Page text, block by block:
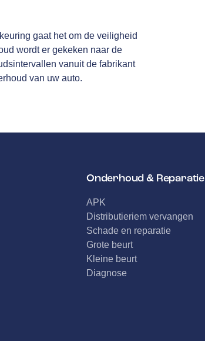
gaat het om de veiligheid
wordt er gekeken naar de
vanuit de fabrikant
van uw auto.
Onderhoud & Reparatie
APK
Distributieriem vervangen
Schade en reparatie
Grote beurt
Kleine beurt
Diagnose